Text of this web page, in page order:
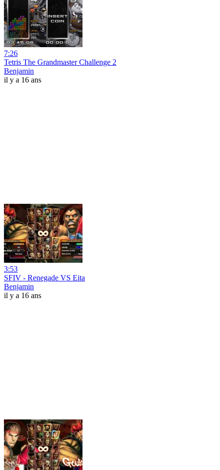
7:26
Tetris The Grandmaster Challenge 2
Benjamin
il y a 16 ans
3:53
SFIV - Renegade VS Eita
Benjamin
il y a 16 ans